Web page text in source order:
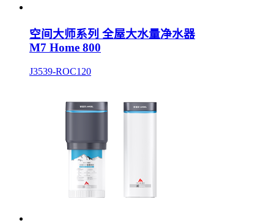
空间大师系列 全屋大水量净水器
M7 Home 800
J3539-ROC120